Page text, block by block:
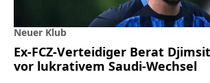
Neuer Klub
Ex-FCZ-Verteidiger Berat
vor lukrativem Saudi-Wechsel